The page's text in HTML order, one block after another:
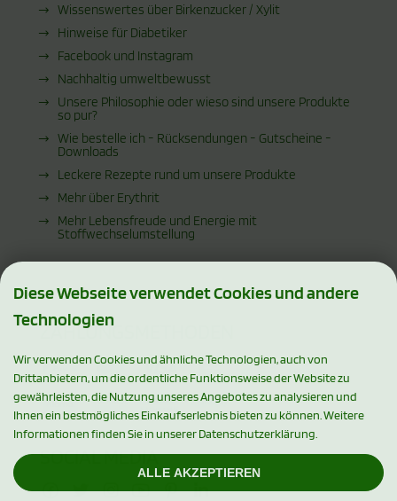
Wissenswertes über Birkenzucker / Xylit
Hinweise für Diabetiker
Facebook und Instagram
Nachhaltig umweltbewusst
Unsere Philosophie oder wieso sind unsere Produkte
so pur?
Wie bestelle ich - Rücksendungen - Gutscheine -
Downloads
Leckere Rezepte rund um unsere Produkte
Mehr über Erythrit
Mehr Lebensfreude und Energie mit
Stoffwechselumstellung
ZAHLUNGSMETHODEN
SOCIAL MEDIA
Diese Webseite verwendet Cookies und andere
Technologien
Wir verwenden Cookies und ähnliche Technologien, auch von
Drittanbietern, um die ordentliche Funktionsweise der Website zu
gewährleisten, die Nutzung unseres Angebotes zu analysieren und
Ihnen ein bestmögliches Einkaufserlebnis bieten zu können. Weitere
Informationen finden Sie in unserer Datenschutzerklärung.
ALLE AKZEPTIEREN